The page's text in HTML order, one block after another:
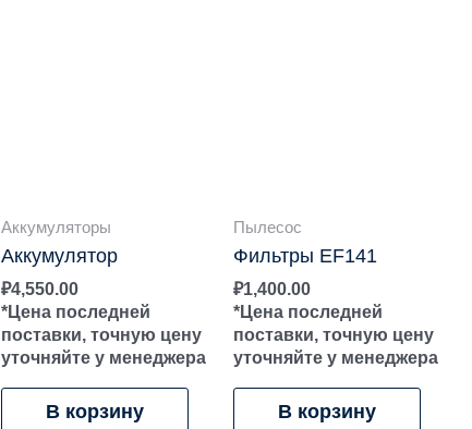
Аккумуляторы
Аккумулятор
₽4,550.00
*Цена последней
поставки, точную цену
уточняйте у менеджера
В корзину
Пылесос
Фильтры EF141
₽1,400.00
*Цена последней
поставки, точную цену
уточняйте у менеджера
В корзину